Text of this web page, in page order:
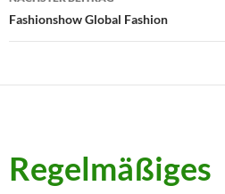
Fashionshow Global Fashion
Regelmäßiges